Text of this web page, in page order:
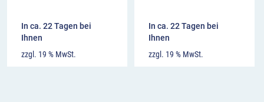
In ca. 22 Tagen bei
Ihnen
zzgl. 19 % MwSt.
In ca. 22 Tagen bei
Ihnen
zzgl. 19 % MwSt.